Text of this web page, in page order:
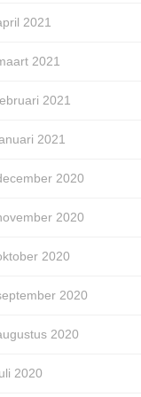
2021
2021
2021
2021
2020
2020
2020
2020
2020
2020